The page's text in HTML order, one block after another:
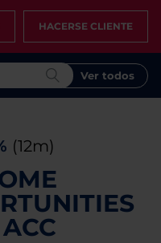
HACERSE CLIENTE
Ver todos
(12m)